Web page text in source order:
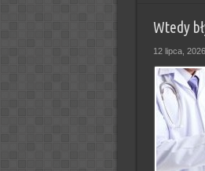
Wtedy
12 lipca, 2026